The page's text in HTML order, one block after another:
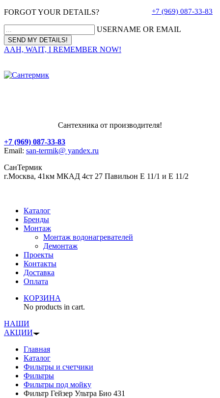
FORGOT YOUR DETAILS?
USERNAME OR EMAIL
AAH, WAIT, I REMEMBER NOW!
+7 (969) 087-33-83
Сантехника от производителя!
+7 (969) 087-33-83
Email: san-termik@ yandex.ru
СанТермик
г.Москва, 41км МКАД 4ст 27 Павильон Е 11/1 и Е 11/2
Каталог
Бренды
Монтаж
Монтаж водонагревателей
Демонтаж
Проекты
Контакты
Доставка
Оплата
КОРЗИНА
No products in cart.
НАШИ
АКЦИИ
Главная
Каталог
Фильтры и счетчики
Фильтры
Фильтры под мойку
Фильтр Гейзер Ультра Био 431